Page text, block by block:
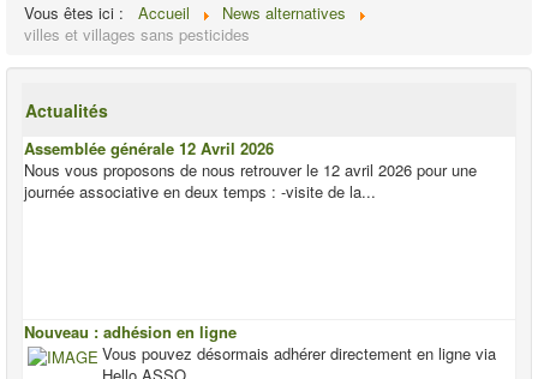
Vous êtes ici : Accueil
News alternatives
villes et villages sans pesticides
Actualités
Assemblée générale 12 Avril 2026
Nous vous proposons de nous retrouver le 12 avril 2026 pour une
journée associative en deux temps : -visite de la...
Nouveau : adhésion en ligne
Vous pouvez désormais adhérer directement en ligne via